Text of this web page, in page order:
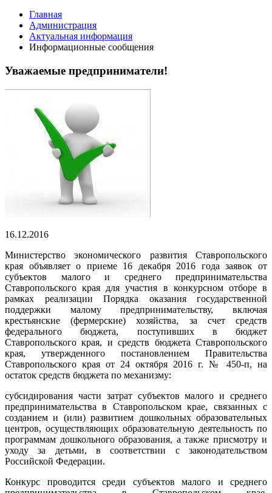
Главная
Администрация
Актуальная информация
Информационные сообщения
Уважаемые предприниматели!
16.12.2016
Министерство экономического развития Ставропольского
края объявляет о приеме 16 декабря 2016 года заявок от
субъектов малого и среднего предпринимательства
Ставропольского края для участия в конкурсном отборе в
рамках реализации Порядка оказания государственной
поддержки малому предпринимательству, включая
крестьянские (фермерские) хозяйства, за счет средств
федерального бюджета, поступивших в бюджет
Ставропольского края, и средств бюджета Ставропольского
края, утвержденного постановлением Правительства
Ставропольского края от 24 октября 2016 г. № 450-п, на
остаток средств бюджета по механизму:
субсидирования части затрат субъектов малого и среднего
предпринимательства в Ставропольском крае, связанных с
созданием и (или) развитием дошкольных образовательных
центров, осуществляющих образовательную деятельность по
программам дошкольного образования, а также присмотру и
уходу за детьми, в соответствии с законодательством
Российской Федерации.
Конкурс проводится среди субъектов малого и среднего